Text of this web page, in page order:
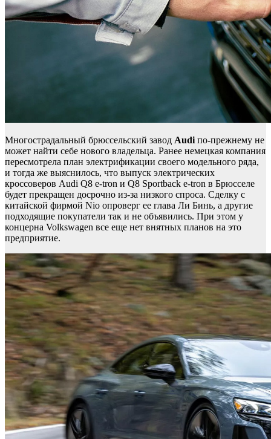
Многострадальный брюссельский завод Audi по-прежнему не
может найти себе нового владельца. Ранее немецкая компания
пересмотрела план электрификации своего модельного ряда,
и тогда же выяснилось, что выпуск электрических
кроссоверов Audi Q8 e-tron и Q8 Sportback e-tron в Брюсселе
будет прекращен досрочно из-за низкого спроса. Сделку с
китайской фирмой Nio опроверг ее глава Ли Бинь, а другие
подходящие покупатели так и не объявились. При этом у
концерна Volkswagen все еще нет внятных планов на это
предприятие.